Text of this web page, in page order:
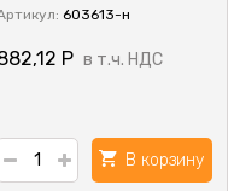
603613-н
Р в т.ч. НДС
В корзину